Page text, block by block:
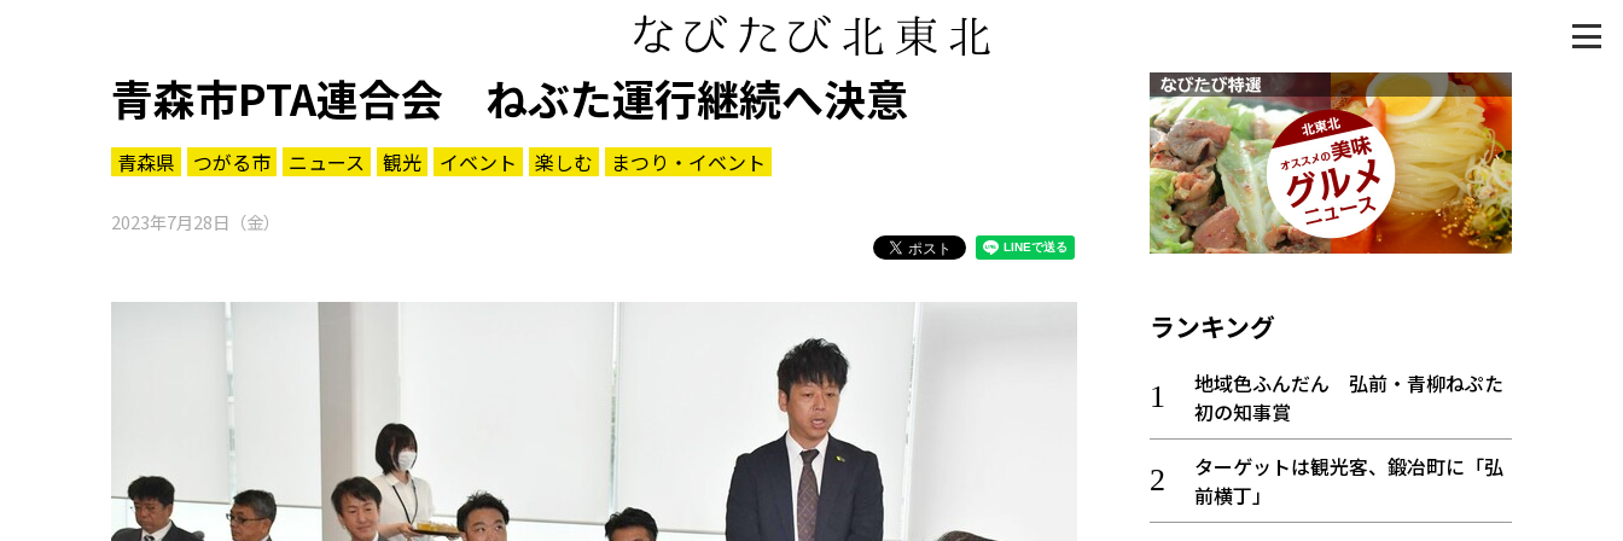
青森市PTA連合会 ねぶた運行継続へ決意
青森県 つがる市 ニュース 観光 イベント 楽しむ まつり・イベント
2023年7月28日（金）
ランキング
地域色ふんだん 弘前・青柳ねぷた
初の知事賞
ターゲットは観光客、鍛冶町に「弘
前横丁」
パワースポット